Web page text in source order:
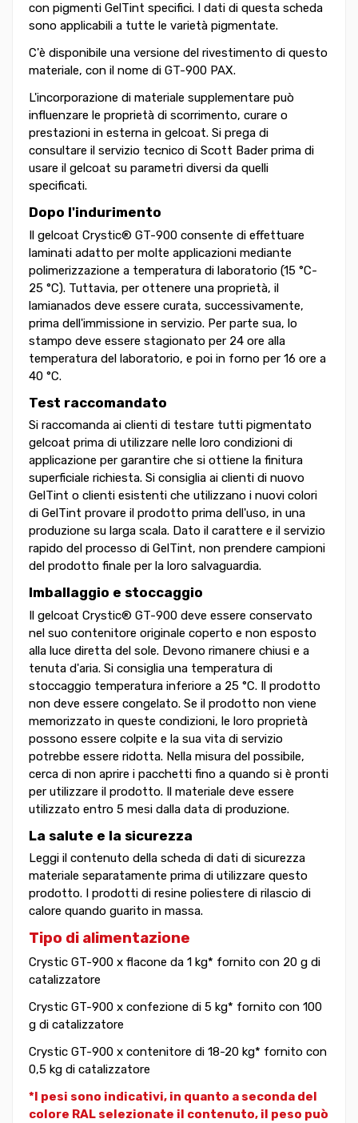
con pigmenti GelTint specifici. I dati di questa scheda
sono applicabili a tutte le varietà pigmentate.
C'è disponibile una versione del rivestimento di questo
materiale, con il nome di GT-900 PAX.
L'incorporazione di materiale supplementare può
influenzare le proprietà di scorrimento, curare o
prestazioni in esterna in gelcoat. Si prega di
consultare il servizio tecnico di Scott Bader prima di
usare il gelcoat su parametri diversi da quelli
specificati.
Dopo l'indurimento
Il gelcoat Crystic® GT-900 consente di effettuare
laminati adatto per molte applicazioni mediante
polimerizzazione a temperatura di laboratorio (15 °C-
25 °C). Tuttavia, per ottenere una proprietà, il
lamianados deve essere curata, successivamente,
prima dell'immissione in servizio. Per parte sua, lo
stampo deve essere stagionato per 24 ore alla
temperatura del laboratorio, e poi in forno per 16 ore a
40 °C.
Test raccomandato
Si raccomanda ai clienti di testare tutti pigmentato
gelcoat prima di utilizzare nelle loro condizioni di
applicazione per garantire che si ottiene la finitura
superficiale richiesta. Si consiglia ai clienti di nuovo
GelTint o clienti esistenti che utilizzano i nuovi colori
di GelTint provare il prodotto prima dell'uso, in una
produzione su larga scala. Dato il carattere e il servizio
rapido del processo di GelTint, non prendere campioni
del prodotto finale per la loro salvaguardia.
Imballaggio e stoccaggio
Il gelcoat Crystic® GT-900 deve essere conservato
nel suo contenitore originale coperto e non esposto
alla luce diretta del sole. Devono rimanere chiusi e a
tenuta d'aria. Si consiglia una temperatura di
stoccaggio temperatura inferiore a 25 °C. Il prodotto
non deve essere congelato. Se il prodotto non viene
memorizzato in queste condizioni, le loro proprietà
possono essere colpite e la sua vita di servizio
potrebbe essere ridotta. Nella misura del possibile,
cerca di non aprire i pacchetti fino a quando si è pronti
per utilizzare il prodotto. Il materiale deve essere
utilizzato entro 5 mesi dalla data di produzione.
La salute e la sicurezza
Leggi il contenuto della scheda di dati di sicurezza
materiale separatamente prima di utilizzare questo
prodotto. I prodotti di resine poliestere di rilascio di
calore quando guarito in massa.
Tipo di alimentazione
Crystic GT-900 x flacone da 1 kg* fornito con 20 g di
catalizzatore
Crystic GT-900 x confezione di 5 kg* fornito con 100
g di catalizzatore
Crystic GT-900 x contenitore di 18-20 kg* fornito con
0,5 kg di catalizzatore
*I pesi sono indicativi, in quanto a seconda del
colore RAL selezionate il contenuto, il peso può